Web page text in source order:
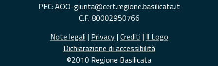
PEC: AOO-giunta@cert.regione.basilicata.it
C.F. 80002950766
Note legali | Privacy| Crediti | Il Logo
Dichiarazione di accessibilità
©2010 Regione Basilicata